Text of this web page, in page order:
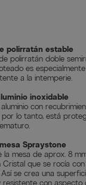
polirratán estable
polirratán doble
es
a la intemperie.
inoxidable
con
por lo tanto, está
Spraystone
la mesa de aprox. 8
Cristal que se rocía
se crea una
resistente con aspecto